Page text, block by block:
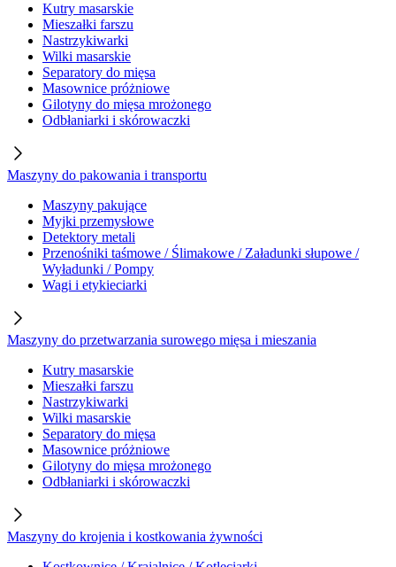
Kutry masarskie
Mieszałki farszu
Nastrzykiwarki
Wilki masarskie
Separatory do mięsa
Masownice próżniowe
Gilotyny do mięsa mrożonego
Odbłaniarki i skórowaczki
Maszyny do pakowania i transportu
Maszyny pakujące
Myjki przemysłowe
Detektory metali
Przenośniki taśmowe / Ślimakowe / Załadunki słupowe /
Wyładunki / Pompy
Wagi i etykieciarki
Maszyny do przetwarzania surowego mięsa i mieszania
Kutry masarskie
Mieszałki farszu
Nastrzykiwarki
Wilki masarskie
Separatory do mięsa
Masownice próżniowe
Gilotyny do mięsa mrożonego
Odbłaniarki i skórowaczki
Maszyny do krojenia i kostkowania żywności